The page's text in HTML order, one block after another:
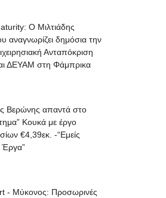
Ο Μιλτιάδης
αναγνωρίζει δημόσια την
Ανταπόκριση
ΔΕΥΑΜ στη Φάμπρικα
Βερώνης απαντά στο
Κουκά με έργο
€4,39εκ. -“Εμείς
Έργα”
- Μύκονος: Προσωρινές